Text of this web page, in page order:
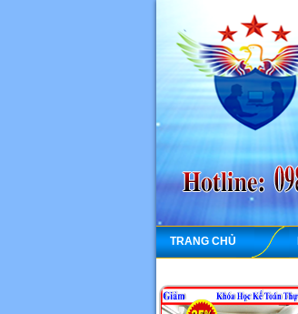
TRANG CHỦ